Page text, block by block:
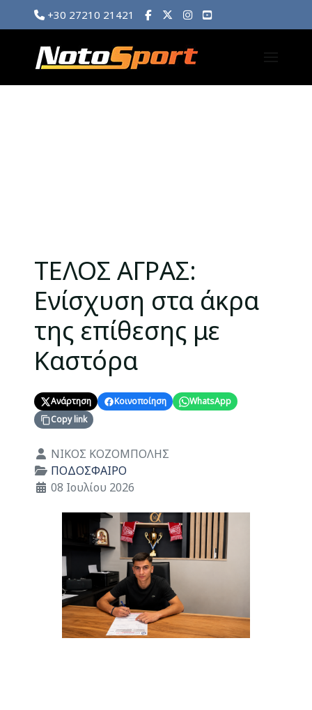
+30 27210 21421
ΤΕΛΟΣ ΑΓΡΑΣ:
Ενίσχυση στα άκρα
της επίθεσης με
Καστόρα
Ανάρτηση Κοινοποίηση
WhatsApp
Copy link
Λεπτομέρειες
ΝΙΚΟΣ ΚΟΖΟΜΠΟΛΗΣ
ΠΟΔΟΣΦΑΙΡΟ
08 Ιουλίου 2026